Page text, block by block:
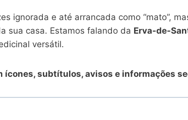
ignorada e até arrancada como “mato”,
sua casa. Estamos falando da Erva-de-
versátil.
subtítulos, avisos e informações